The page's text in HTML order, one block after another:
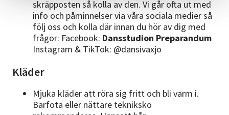
skräpposten så kolla av den. Vi går ofta ut med
info och påminnelser via våra sociala medier så
följ oss och kolla där innan du hör av dig med
frågor: Facebook: Dansstudion Preparandum
Instagram & TikTok: @dansivaxjo
Kläder
Mjuka kläder att röra sig fritt och bli varm i.
Barfota eller nättare tekniksko